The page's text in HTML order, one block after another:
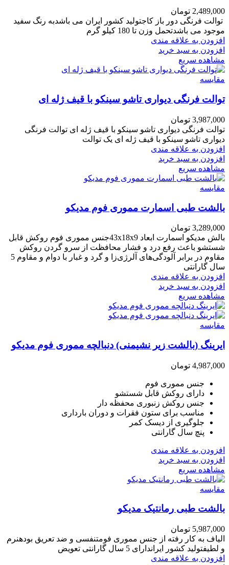
2,489,000 تومان
توالت فرنگی دور باز کاجتولید کشور ایران می باشدبه رنگ سفید
موجود می باشدتحمل وزن تا 180 کیلو گرم
افزودن به علاقه مندی
افزودن به سبد خرید
مشاهده سریع
مقایسه
توالت فرنگی دیواری تاشو سینکو با قیف ژله ای
3,987,000 تومان
توالت فرنگی دیواری تاشو سینکو با قیف ژله ای توالت فرنگی
دیواری تاشو سینکو با قیف ژله ای یک توالت
افزودن به علاقه مندی
افزودن به سبد خرید
مشاهده سریع
مقایسه
بالشت طبی اسمارت مموری فوم مدیکو
3,289,000 تومان
بالش مدیکو اسمارت ابعاد 43x18x9جنس مموری فوم روکش قابل
شستشو باعث رفع درد و فشار محافظت از سرو گردن روکش
مقاوم در برابر آلودگی‌های آلرژی‌زا و گرد و غبار با دوام و مقاوم 5
سال گارانتی
افزودن به علاقه مندی
افزودن به سبد خرید
مشاهده سریع
مقایسه
ایرینگ (بالشت زیر نشیمنی) دنبالچه مموری فوم مدیکو
4,987,000 تومان
جنس مموری فوم
دارای روکش قابل شستشو
جنس روکش زنبوری محفظه دار
مناسب برای ستون فقرات و دوران بارداری
جلوگیری از دیسک کمر
پنچ سال گارانتی
افزودن به علاقه مندی
افزودن به سبد خرید
مشاهده سریع
مقایسه
بالشت طبی رمانتیک مدیکو
5,987,000 تومان
الیاف به کار رفته از جنس مموری فومتنفسی و ضد تعریق بودهنرم
و لطیفتولید کشور ایراندارای 5 سال گارانتی تعویض
افزودن به علاقه مندی